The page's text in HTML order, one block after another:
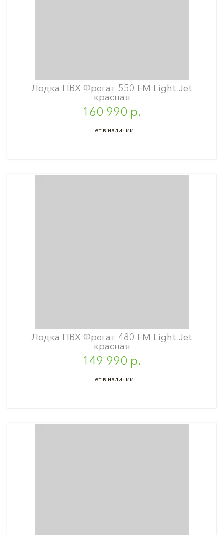
Лодка ПВХ Фрегат 550 FM Light Jet
красная
160 990 р.
Нет в наличии
Лодка ПВХ Фрегат 480 FM Light Jet
красная
149 990 р.
Нет в наличии